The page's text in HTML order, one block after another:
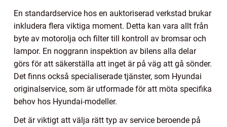
En standardservice hos en auktoriserad verkstad brukar
inkludera flera viktiga moment. Detta kan vara allt från
byte av motorolja och filter till kontroll av bromsar och
lampor. En noggrann inspektion av bilens alla delar
görs för att säkerställa att inget är på väg att gå sönder.
Det finns också specialiserade tjänster, som Hyundai
originalservice, som är utformade för att möta specifika
behov hos Hyundai-modeller.
Det är viktigt att välja rätt typ av service beroende på